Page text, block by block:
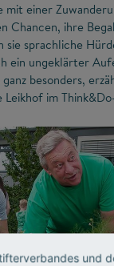
mit einer
Chancen, ihre
sprachliche
ein ungeklärter
besonders,
im
und